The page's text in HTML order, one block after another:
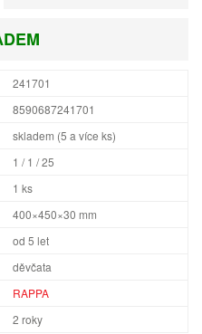
241701
8590687241701
skladem (5 a více ks)
1 / 1 / 25
1 ks
400×450×30 mm
od 5 let
děvčata
RAPPA
2 roky